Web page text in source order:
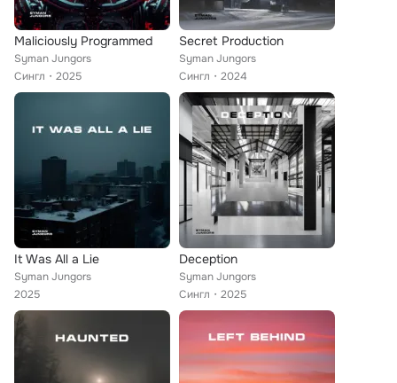
Maliciously Programmed
Syman Jungors
Сингл
2025
Secret Production
Syman Jungors
Сингл
2024
It Was All a Lie
Syman Jungors
2025
Deception
Syman Jungors
Сингл
2025